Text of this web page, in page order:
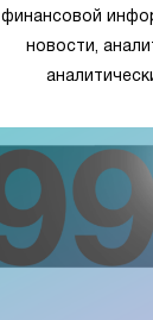
финансовой
новости,